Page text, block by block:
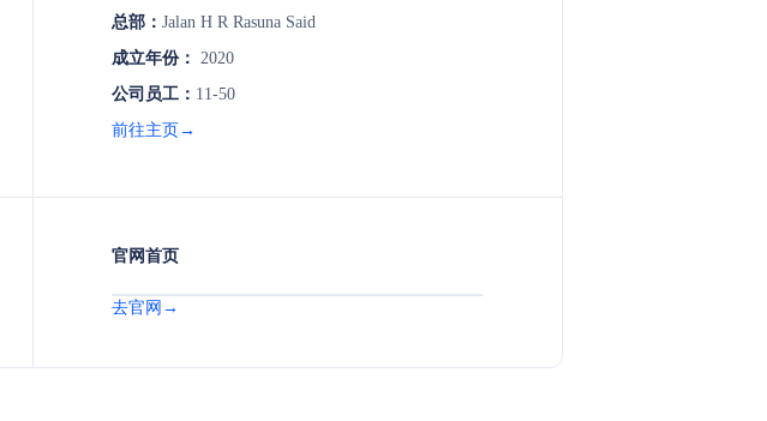
发到自动化流程的全方位服务。
总部： Jalan H R Rasuna Said
成立年份： 2020
公司员工： 11-50
前往主页→
官网首页
去官网→